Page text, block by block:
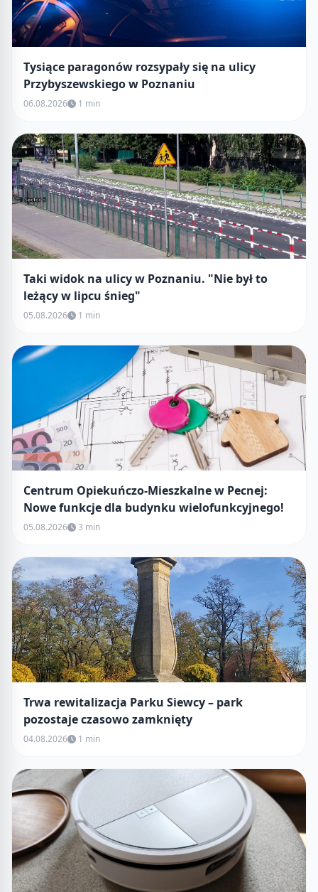
Tysiące paragonów rozsypały się na ulicy
Przybyszewskiego w Poznaniu
06.08.2026 1 min
Taki widok na ulicy w Poznaniu. "Nie był to
leżący w lipcu śnieg"
05.08.2026 1 min
Centrum Opiekuńczo-Mieszkalne w Pecnej:
Nowe funkcje dla budynku wielofunkcyjnego!
05.08.2026 3 min
Trwa rewitalizacja Parku Siewcy – park
pozostaje czasowo zamknięty
04.08.2026 1 min